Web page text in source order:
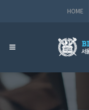
HOME